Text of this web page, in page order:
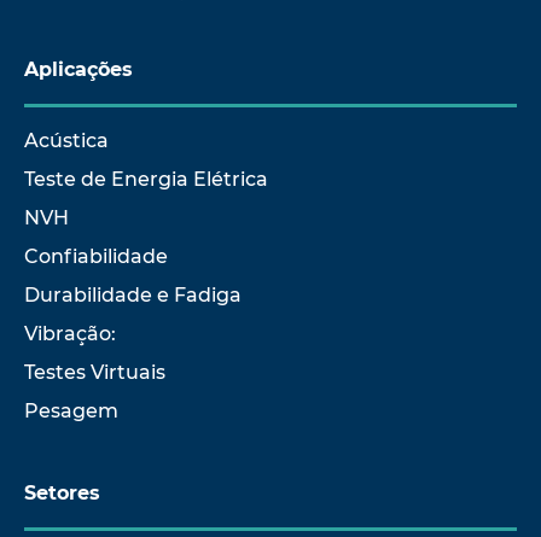
Aplicações
Acústica
Teste de Energia Elétrica
NVH
Confiabilidade
Durabilidade e Fadiga
Vibração:
Testes Virtuais
Pesagem
Setores